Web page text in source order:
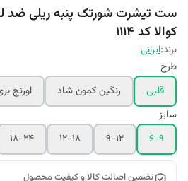
ست تیشرت شورتک پنبه ریلی ضد
کوالا کد 1114
برند:ایرانی
طرح
قلبی
رنگین کمون شاد
اورنج
سایز
6-9
9-12
12-18
18-24
تضمین اصالت کالا و کیفیت محصول